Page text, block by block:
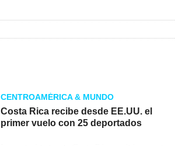
CENTROAMÉRICA & MUNDO
Costa Rica recibe desde EE.UU. el
primer vuelo con 25 deportados